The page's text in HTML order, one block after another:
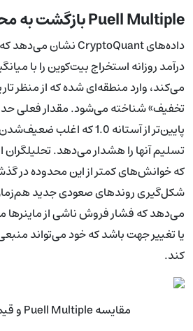
Puell Multiple بازگشت به محدوده تخفیف
درآمد روزانه استخراج بیت‌کوین را با
می‌کند، وارد منطقه‌ای شده که از منظر
پایین‌تر از آستانه 1.0 که
تسلیم آنها را هشدار می‌دهد. تحلیلگران
که خوانش‌های کمتر از این محدوده در
شکل‌گیری روندهای صعودی جدید
می‌دهد که فشار فروش ناشی از
یا تغییر جهت باشد که خود می‌تواند منبعی
کند.
مقایسه Puell Multiple و قیمت بیت‌کوین